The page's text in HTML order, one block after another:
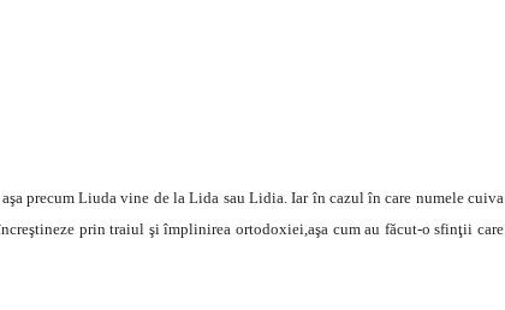
precum Liuda vine de la Lida sau Lidia. Iar în cazul în care numele cuiva
prin traiul şi împlinirea ortodoxiei,aşa cum au făcut-o sfinţii care